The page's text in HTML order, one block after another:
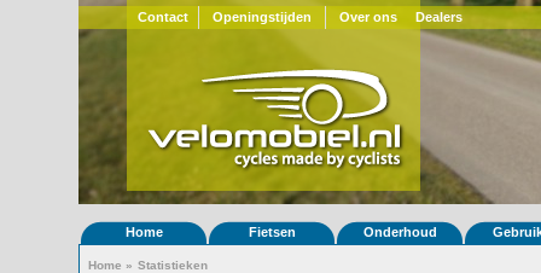
Contact Openingstijden Over ons Dealers
Home Fietsen Onderhoud
Home » Statistieken